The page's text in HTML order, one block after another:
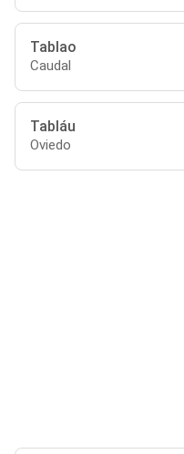
Tablao
Caudal
Tabláu
Oviedo